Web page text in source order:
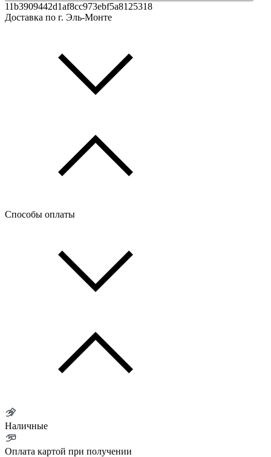
11b3909442d1af8cc973ebf5a8125318
Доставка по г. Эль-Монте
Способы оплаты
Наличные
Оплата картой при получении